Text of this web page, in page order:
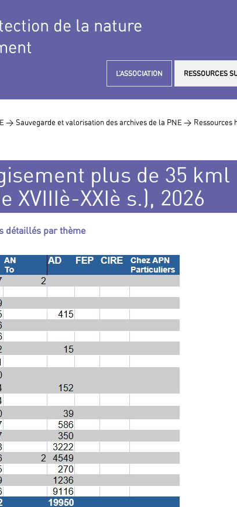
de la nature
L’ASSOCIATION RESSOURCES
> Sauvegarde et valorisation des archives de la PNE > Ressources
plus de 35 kml
XVIIIè-XXIè s.), 2026
détaillés par thème